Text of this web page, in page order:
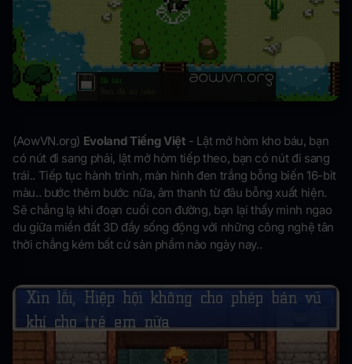
(AowVN.org) Evoland Tiếng Việt - Lật mở hòm kho báu, bạn
có nút đi sang phải, lật mở hòm tiếp theo, bạn có nút đi sang
trái.. Tiếp tục hành trình, màn hình đen trắng bỗng biến 16-bit
màu.. bước thêm bước nữa, âm thanh từ đâu bỗng xuất hiện.
Sẽ chẳng lạ khi đoạn cuối con đường, bạn lại thấy mình ngao
du giữa miền đất 3D đầy sống động với những công nghệ tân
thời chẳng kém bất cứ sản phẩm nào ngày nay..